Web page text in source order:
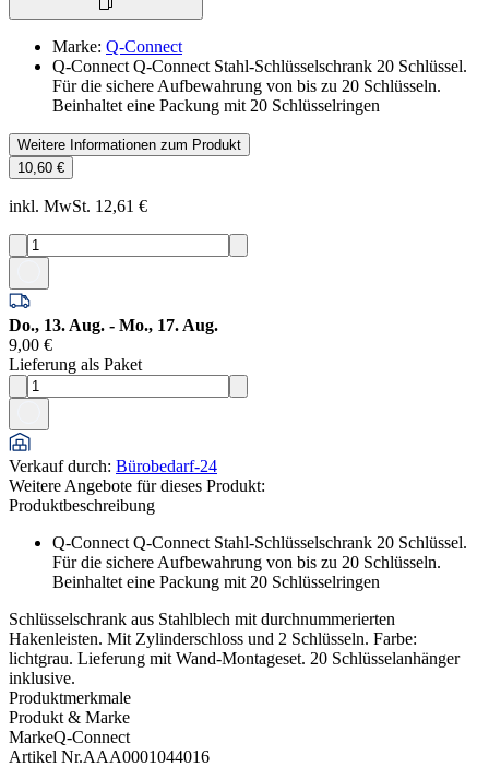
Marke: Q-Connect
Q-Connect Q-Connect Stahl-Schlüsselschrank 20 Schlüssel.
Für die sichere Aufbewahrung von bis zu 20 Schlüsseln.
Beinhaltet eine Packung mit 20 Schlüsselringen
Weitere Informationen zum Produkt
10,60 €
inkl. MwSt. 12,61 €
Do., 13. Aug. - Mo., 17. Aug.
9,00 €
Lieferung als Paket
Verkauf durch: Bürobedarf-24
Weitere Angebote für dieses Produkt:
Produktbeschreibung
Q-Connect Q-Connect Stahl-Schlüsselschrank 20 Schlüssel.
Für die sichere Aufbewahrung von bis zu 20 Schlüsseln.
Beinhaltet eine Packung mit 20 Schlüsselringen
Schlüsselschrank aus Stahlblech mit durchnummerierten
Hakenleisten. Mit Zylinderschloss und 2 Schlüsseln. Farbe:
lichtgrau. Lieferung mit Wand-Montageset. 20 Schlüsselanhänger
inklusive.
Produktmerkmale
Produkt & Marke
MarkeQ-Connect
Artikel Nr.AAA0001044016